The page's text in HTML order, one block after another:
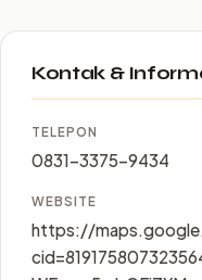
Kontak &
TELEPON
0831-3375-9434
WEBSITE
https://